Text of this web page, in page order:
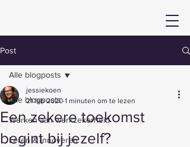
Post
Alle blogposts
Werken aan werkzekerheid
Leren & innoveren
Alle blogposts
Een zekere toekomst
begint bij jezelf?
jessiekoen
21 feb 2020 1 minuten om te lezen